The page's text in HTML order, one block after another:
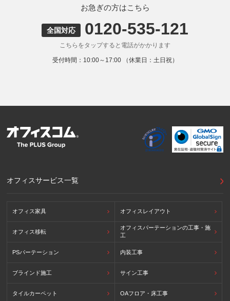
状況の分析のためにCookieを利用していますが、Cookieによ
る個人情報の取得はしていません。
9. 外国にある第三者への提供
お客様の個人情報を下記海外の個人情報取扱事業者へ提供す
る場合があります。
提供先の所在国の名称：アメリカ（Google LLC）
当該外国における個人情報の保護に関する制度：APECの
外国における個人情報の保護に関する制度等の詳細は以下を
ご確認下さい。
お急ぎの方はこちら
全国対応 0120-535-121
こちらをタップすると電話がかかります
受付時間：10:00～17:00 （休業日：土日祝）
オフィスサービス一覧
オフィス家具 オフィスレイアウト
オフィス移転
オフィスパーテーションの工事・施
工
PSパーテーション 内装工事
ブラインド施工 サイン工事
タイルカーペット OAフロア・床工事